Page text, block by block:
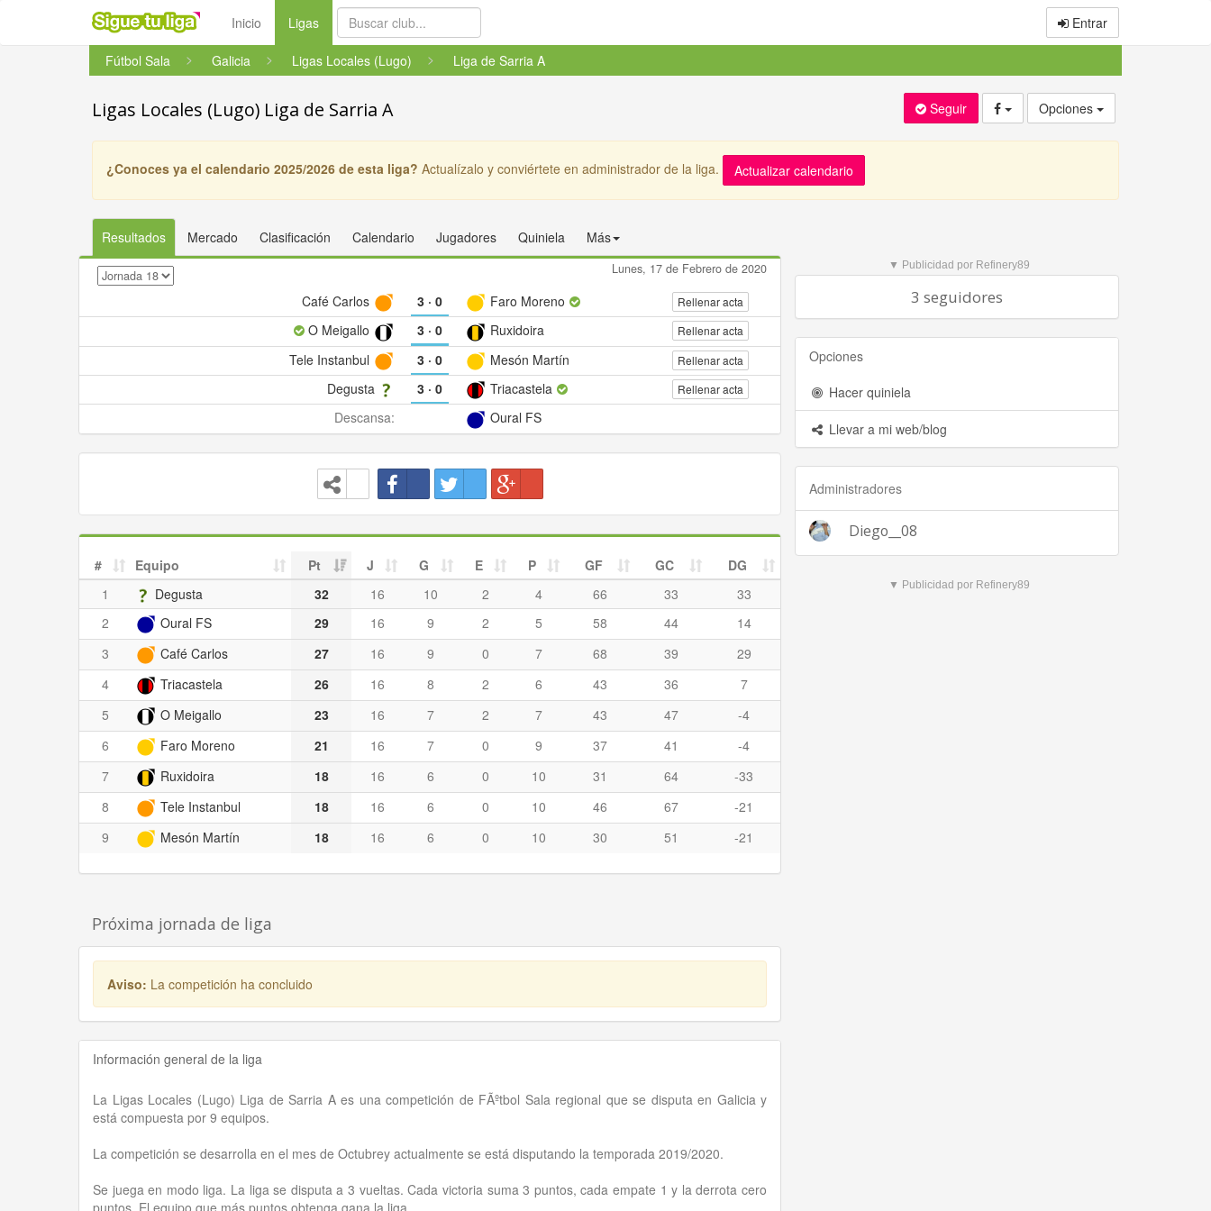
Inicio Ligas(current) Entrar
Fútbol Sala Galicia Ligas Locales (Lugo) Liga de Sarria A
Ligas Locales (Lugo) Liga de Sarria A Seguir Opciones
¿Conoces ya el calendario 2025/2026 de esta liga? Actualízalo y conviértete en administrador de la liga. Actualizar calendario
Resultados Mercado Clasificación Calendario Jugadores Quiniela Más
Lunes, 17 de Febrero de 2020
Café Carlos 3· 0 Faro Moreno Rellenar acta
O Meigallo 3· 0 Ruxidoira Rellenar acta
Tele Instanbul 3· 0 Mesón Martín Rellenar acta
Degusta 3· 0 Triacastela Rellenar acta
Descansa: Oural FS
# Equipo Pt J G E P GF GC
DG
1
Degusta 32 16 10 2 4 66 33
33
2
Oural FS 29 16 9 2 5 58 44
14
3
Café Carlos 27 16 9 0 7 68 39
29
4
Triacastela 26 16 8 2 6 43 36
7
5
O Meigallo 23 16 7 2 7 43 47
-4
6
Faro Moreno 21 16 7 0 9 37 41
-4
7
Ruxidoira 18 16 6 0 10 31 64
-33
8
Tele Instanbul 18 16 6 0 10 46 67
-21
9
Mesón Martín 18 16 6 0 10 30 51 -21
Próxima jornada de liga
Aviso: La competición ha concluido
Información general de la liga
La Ligas Locales (Lugo) Liga de Sarria A es una competición de FÃºtbol Sala regional que se disputa en Galicia y
está compuesta por 9 equipos.
La competición se desarrolla en el mes de Octubrey actualmente se está disputando la temporada 2019/2020.
Se juega en modo liga. La liga se disputa a 3 vueltas. Cada victoria suma 3 puntos, cada empate 1 y la derrota cero
puntos. El equipo que más puntos obtenga gana la liga.
▼ Publicidad por Refinery89
3 seguidores
Opciones
Hacer quiniela
Llevar a mi web/blog
Administradores
Diego__08
▼ Publicidad por Refinery89